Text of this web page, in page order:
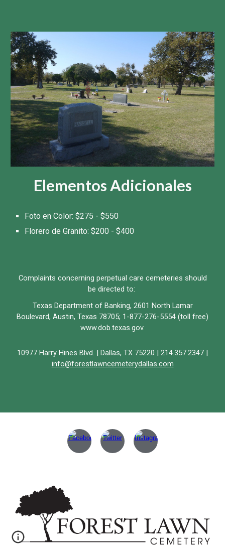
Elementos Adicionales
Foto en Color: $275 - $550
Florero de Granito: $200 - $400
Complaints concerning perpetual care cemeteries should
be directed to:
Texas Department of Banking, 2601 North Lamar
Boulevard, Austin, Texas 78705; 1-877-276-5554 (toll free)
www.dob.texas.gov.
10977 Harry Hines Blvd. | Dallas, TX 75220 | 214.357.2347 |
info@forestlawncemeterydallas.com